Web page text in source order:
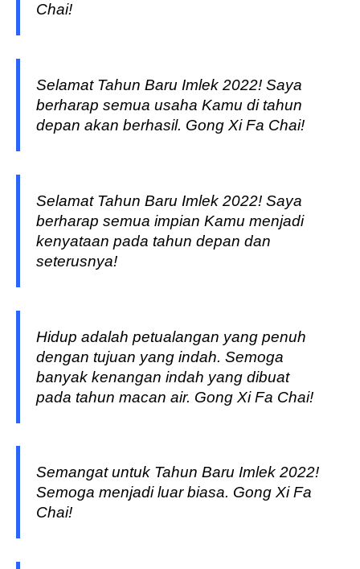
Chai!
Selamat Tahun Baru Imlek 2022! Saya
berharap semua usaha Kamu di tahun
depan akan berhasil. Gong Xi Fa Chai!
Selamat Tahun Baru Imlek 2022! Saya
berharap semua impian Kamu menjadi
kenyataan pada tahun depan dan
seterusnya!
Hidup adalah petualangan yang penuh
dengan tujuan yang indah. Semoga
banyak kenangan indah yang dibuat
pada tahun macan air. Gong Xi Fa Chai!
Semangat untuk Tahun Baru Imlek 2022!
Semoga menjadi luar biasa. Gong Xi Fa
Chai!